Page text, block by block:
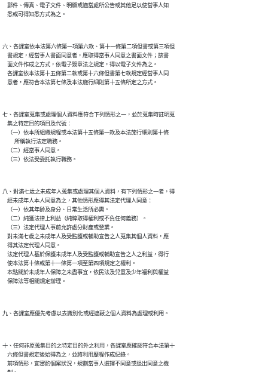
    郵件、傳真、電子文件、明顯或適當處所公告或其他足以使當事人知
六、各課室依本法第六條第一項第六款、第十一條第二項但書或第三項但
    書規定，經當事人書面同意者，應取得當事人同意之書面文件；該書
    面文件作成之方式，依電子簽章法之規定，得以電子文件為之。
    各課室依本法第十五條第二款或第十六條但書第七款規定經當事人同
七、各課室蒐集或處理個人資料應符合下列情形之一，並於蒐集時註明蒐
    集之特定目的項目及代號：
    （一）依本所組織規程或本法第十五條第一款及本法施行細則第十條
          所稱執行法定職務。
    （二）經當事人同意。
八、對滿七歲之未成年人蒐集或處理其個人資料，有下列情形之一者，得
    經未成年人本人同意為之，其他情形應得其法定代理人同意：
    （一）依其年齡及身分、日常生活所必需。
    （二）純獲法律上利益（純粹取得權利或不負任何義務）。
    （三）法定代理人事前允許處分財產或營業。
    對未滿七歲之未成年人及受監護或輔助宣告之人蒐集其個人資料，應
    得其法定代理人同意。
    法定代理人基於保護未成年人及受監護或輔助宣告之人之利益，得行
    使本法第十條或第十一條第一項至第四項規定之權利。
    本點關於未成年人保障之未盡事宜，依民法及兒童及少年福利與權益
十、任何非原蒐集目的之特定目的外之利用，各課室應確認符合本法第十
    六條但書規定後始得為之，並將利用歷程作成紀錄。
    前項情形，宜審酌個案狀況，規劃當事人選擇不同意或退出同意之機